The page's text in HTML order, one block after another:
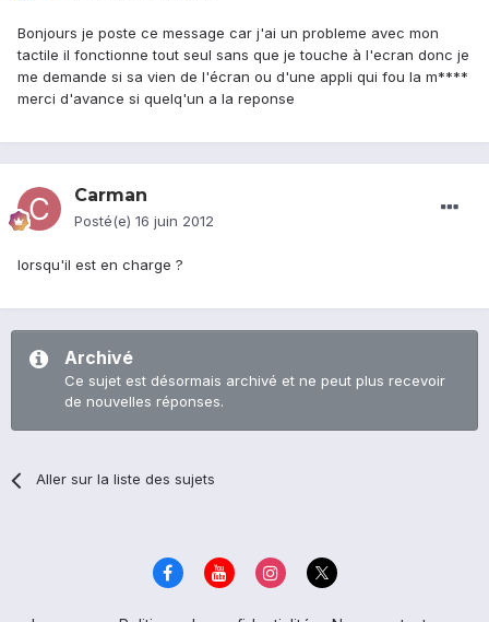
Bonjours je poste ce message car j'ai un probleme avec mon
tactile il fonctionne tout seul sans que je touche à l'ecran donc je
me demande si sa vien de l'écran ou d'une appli qui fou la m****
merci d'avance si quelq'un a la reponse
Carman
Posté(e) 16 juin 2012
lorsqu'il est en charge ?
Archivé
Ce sujet est désormais archivé et ne peut plus recevoir
de nouvelles réponses.
Aller sur la liste des sujets